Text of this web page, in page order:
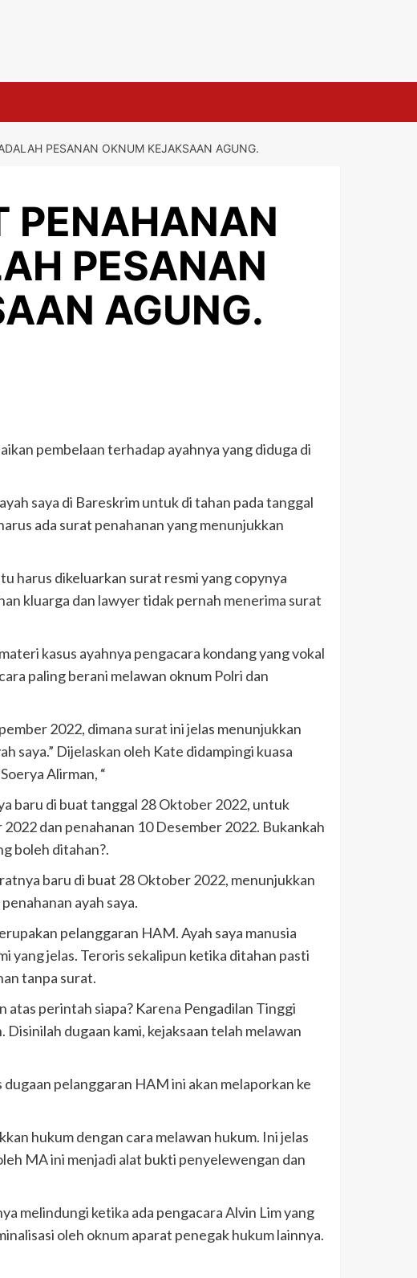
PESANAN OKNUM KEJAKSAAN AGUNG.
PENAHANAN
PESANAN
AGUNG.
pembelaan terhadap ayahnya yang diduga di
saya di Bareskrim untuk di tahan pada tanggal
ada surat penahanan yang menunjukkan
harus dikeluarkan surat resmi yang copynya
kluarga dan lawyer tidak pernah menerima surat
kasus ayahnya pengacara kondang yang vokal
paling berani melawan oknum Polri dan
2022, dimana surat ini jelas menunjukkan
saya.” Dijelaskan oleh Kate didampingi kuasa
Alirman, “
baru di buat tanggal 28 Oktober 2022, untuk
dan penahanan 10 Desember 2022. Bukankah
boleh ditahan?.
baru di buat 28 Oktober 2022, menunjukkan
ayah saya.
pelanggaran HAM. Ayah saya manusia
yang jelas. Teroris sekalipun ketika ditahan pasti
tanpa surat.
perintah siapa? Karena Pengadilan Tinggi
dugaan kami, kejaksaan telah melawan
pelanggaran HAM ini akan melaporkan ke
hukum dengan cara melawan hukum. Ini jelas
MA ini menjadi alat bukti penyelewengan dan
melindungi ketika ada pengacara Alvin Lim yang
oleh oknum aparat penegak hukum lainnya.